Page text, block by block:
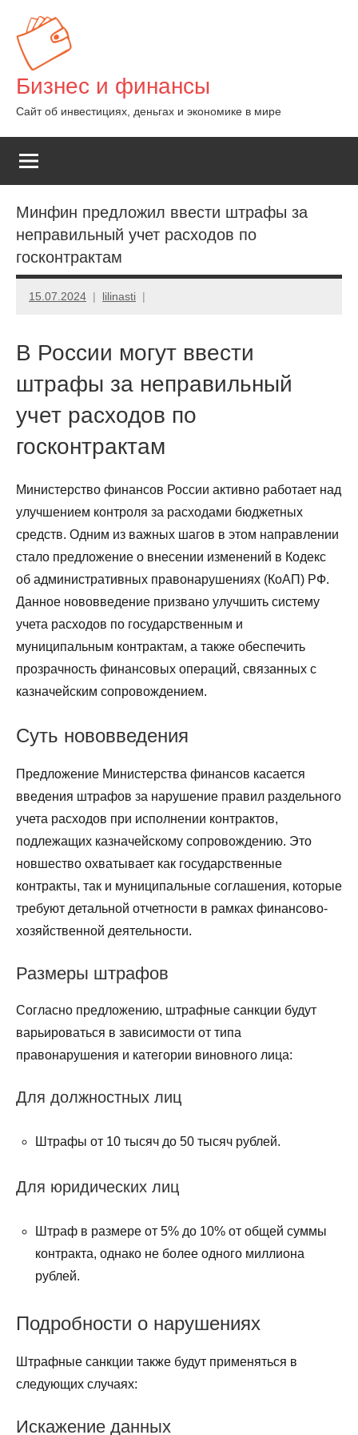
содержимому
Бизнес и финансы
Сайт об инвестициях, деньгах и экономике в мире
Минфин предложил ввести штрафы за
неправильный учет расходов по
госконтрактам
15.07.2024 lilinasti
В России могут ввести
штрафы за неправильный
учет расходов по
госконтрактам
Министерство финансов России активно работает над
улучшением контроля за расходами бюджетных
средств. Одним из важных шагов в этом направлении
стало предложение о внесении изменений в Кодекс
об административных правонарушениях (КоАП) РФ.
Данное нововведение призвано улучшить систему
учета расходов по государственным и
муниципальным контрактам, а также обеспечить
прозрачность финансовых операций, связанных с
казначейским сопровождением.
Суть нововведения
Предложение Министерства финансов касается
введения штрафов за нарушение правил раздельного
учета расходов при исполнении контрактов,
подлежащих казначейскому сопровождению. Это
новшество охватывает как государственные
контракты, так и муниципальные соглашения, которые
требуют детальной отчетности в рамках финансово-
хозяйственной деятельности.
Размеры штрафов
Согласно предложению, штрафные санкции будут
варьироваться в зависимости от типа
правонарушения и категории виновного лица:
Для должностных лиц
Штрафы от 10 тысяч до 50 тысяч рублей.
Для юридических лиц
Штраф в размере от 5% до 10% от общей суммы
контракта, однако не более одного миллиона
рублей.
Подробности о нарушениях
Штрафные санкции также будут применяться в
следующих случаях:
Искажение данных